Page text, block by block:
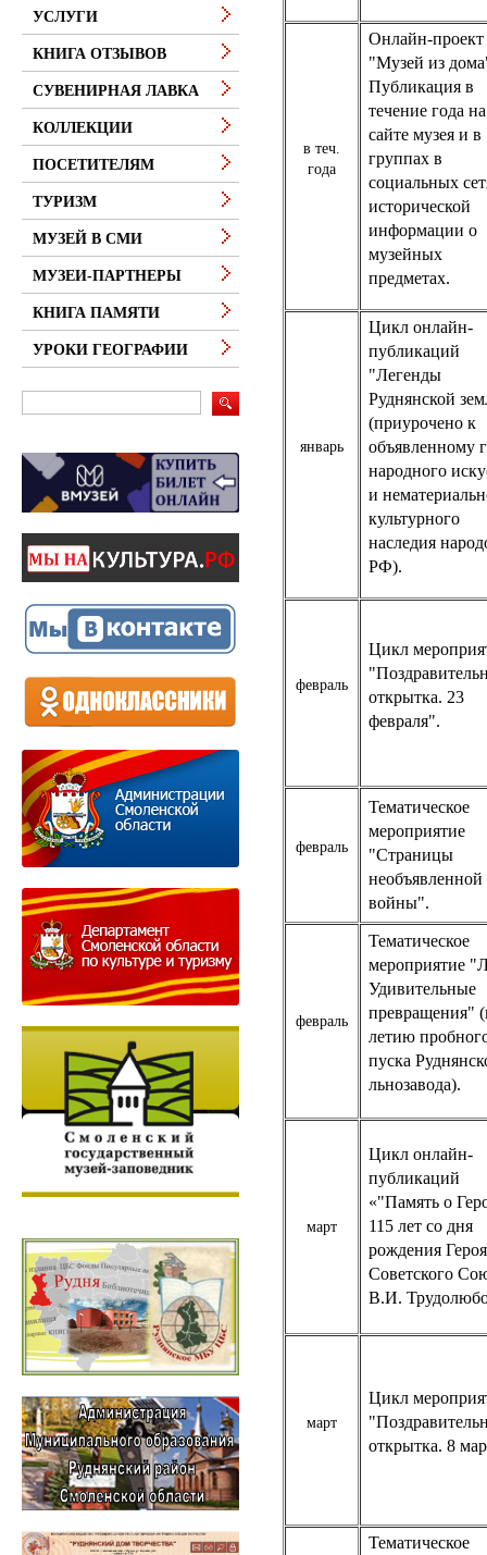
в теч.
года
Онлайн-проект
"Музей из
Публикация в
течение года на
сайте музея и в
группах в
социальных
исторической
информации о
музейных
предметах.
январь
Цикл онлайн-
публикаций
"Легенды
Руднянской
(приурочено к
объявленному
народного
и
культурного
наследия
РФ).
февраль
Цикл
открытка. 23
февраля".
февраль
Тематическое
мероприятие
"Страницы
необъявленной
войны".
февраль
Тематическое
мероприятие
Удивительные
превращения"
летию
пуска
льнозавода).
март
Цикл онлайн-
публикаций
«"Память о
115 лет со дня
рождения Героя
Советского
В.И.
март
Цикл
открытка. 8
Тематическое
УСЛУГИ
КНИГА ОТЗЫВОВ
СУВЕНИРНАЯ ЛАВКА
КОЛЛЕКЦИИ
ПОСЕТИТЕЛЯМ
ТУРИЗМ
МУЗЕЙ В СМИ
МУЗЕИ-ПАРТНЕРЫ
КНИГА ПАМЯТИ
УРОКИ ГЕОГРАФИИ